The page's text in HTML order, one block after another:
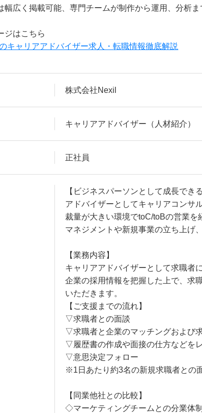
幅広く掲載可能、専門チームが制作から運用、分析ま
ジはこちら
キャリアアドバイザー求人・転職情報徹底解説
株式会社Nexil
キャリアアドバイザー（人材紹介）
正社員
【ビジネスパーソンとして成長できる
アドバイザーとしてキャリアコンサ
裁量が大きい環境でtoC/toBの営業を
マネジメントや新規事業の立ち上げ
【業務内容】
キャリアアドバイザーとして求職者
企業の採用情報を把握した上で、求
いただきます。
【ご支援までの流れ】
▽求職者との面談
▽求職者と企業のマッチングおよび
▽履歴書の作成や面接の仕方などを
▽意思決定フォロー
※1⽇あたり約3名の新規求職者との
【同業他社との比較】
◇マーケティングチームとの分業体制